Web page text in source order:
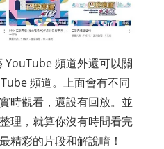
YouTube 頻道外還可以關
頻道。上面會有不同
時觀看，還設有回放。並
理，就算你沒有時間看完
精彩的片段和解說唷！